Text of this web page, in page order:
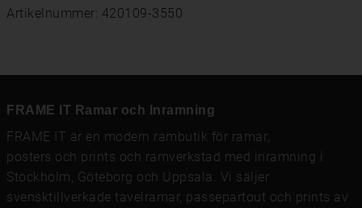
Artikelnummer: 420109-3550
FRAME IT Ramar och Inramning
FRAME IT är en modern rambutik för ramar
posters och prints och ramverkstad med inramning i
Stockholm, Göteborg och Uppsala. Vi säljer
svensktillverkade tavelramar, passepartout och prints av